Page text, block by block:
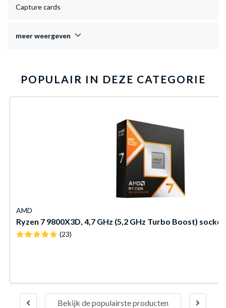
Capture cards
meer weergeven
POPULAIR IN DEZE CATEGORIE
Bekijk de populairste producten
AMD
Ryzen 7 9800X3D, 4,7 GHz (5,2 GHz Turbo Boost)
(23)